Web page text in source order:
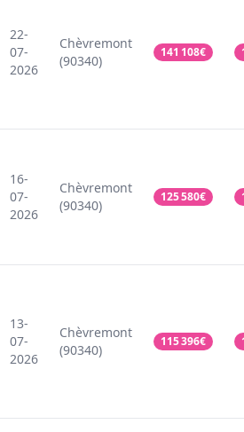
22-
07-
2026
Chèvremont
(90340)
141 108€
16-
07-
2026
Chèvremont
(90340)
125 580€
13-
07-
2026
Chèvremont
(90340)
115 396€